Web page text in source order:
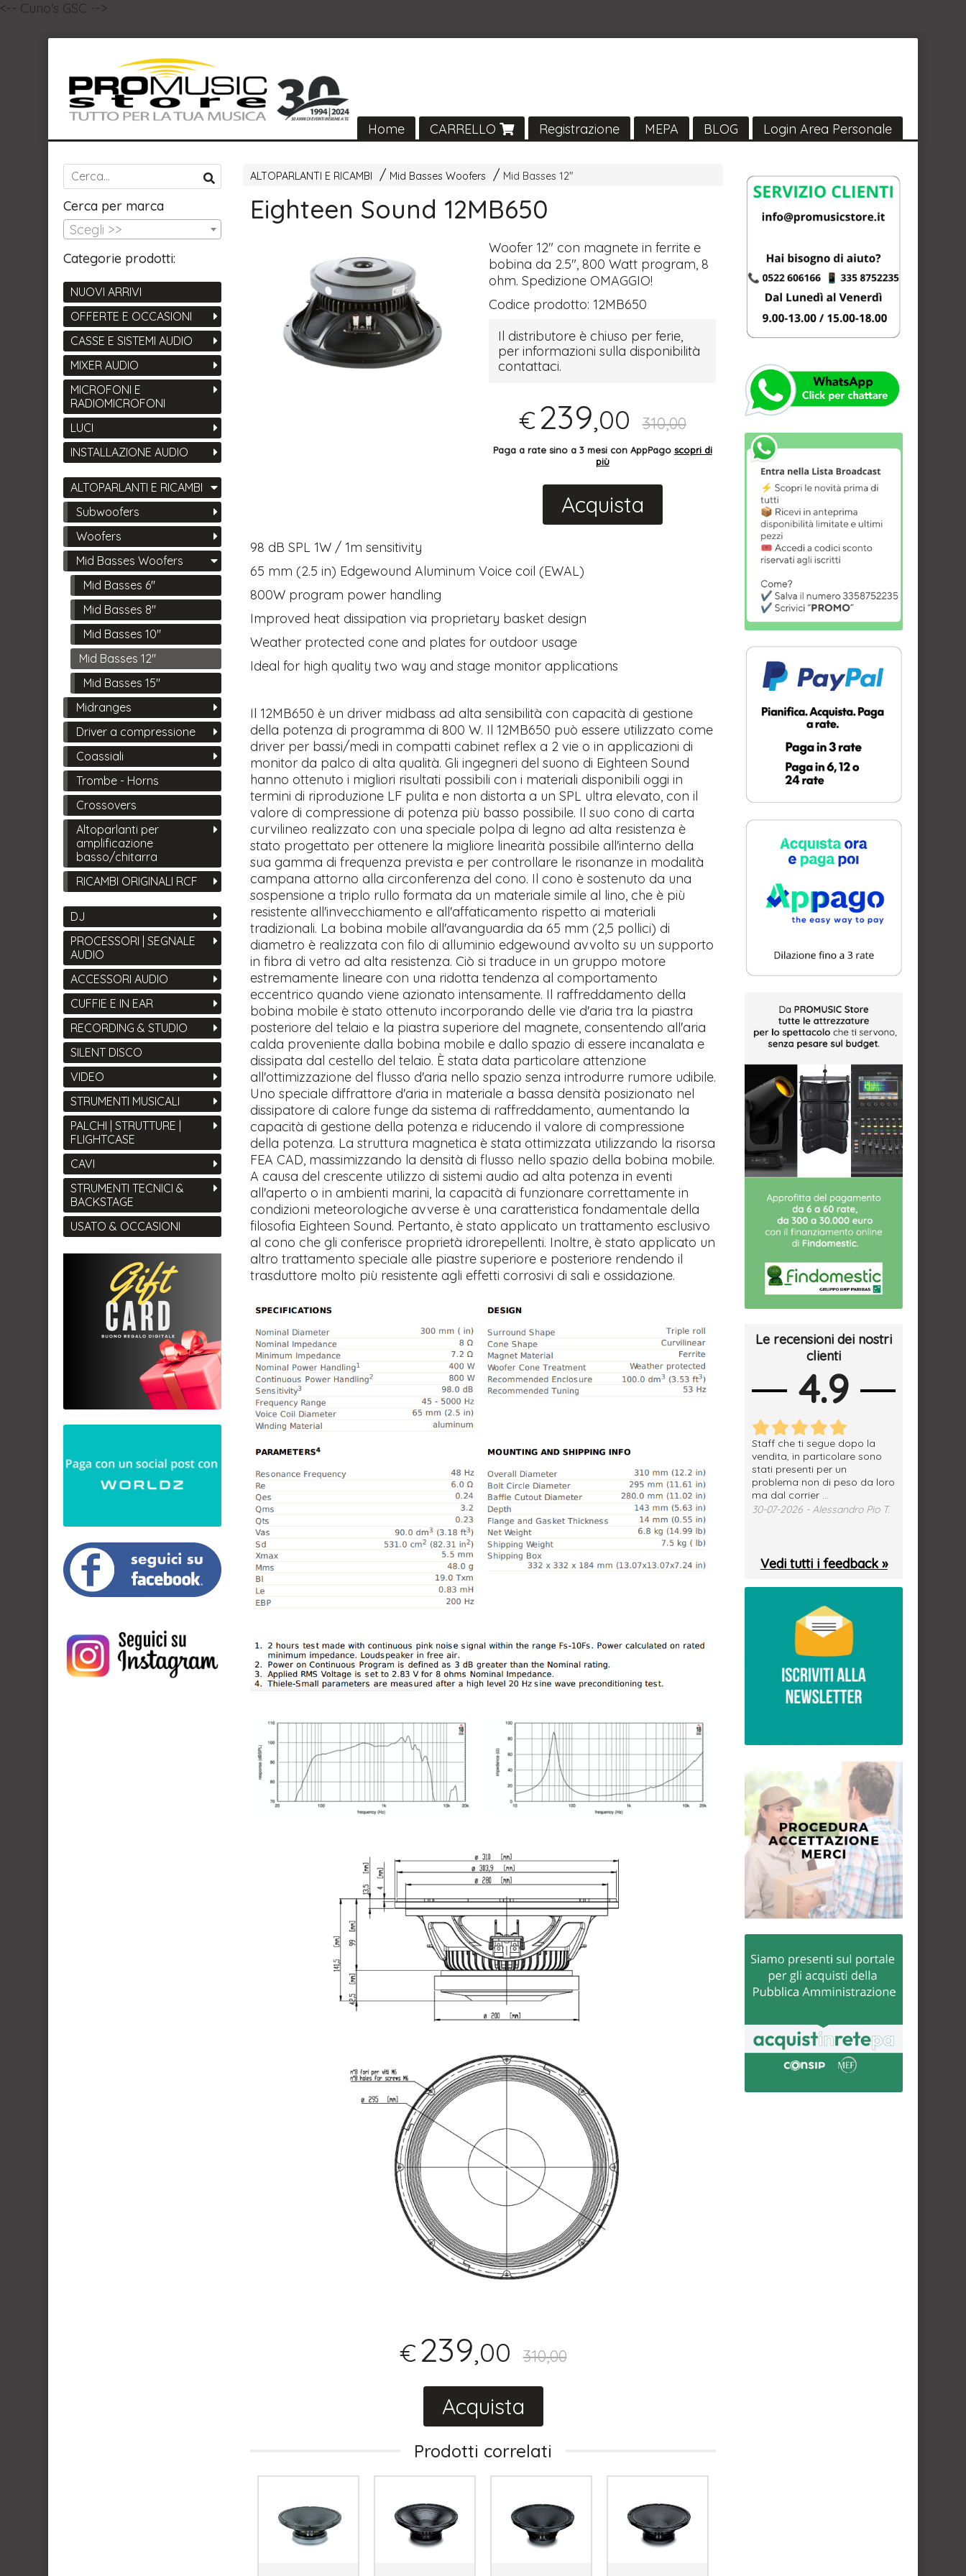
<-- Curio's GSC -->
Home CARRELLO Registrazione MEPA BLOG Login Area Personale
ALTOPARLANTI E RICAMBI Mid Basses Woofers Mid Basses 12"
Eighteen Sound 12MB650
Woofer 12" con magnete in ferrite e
bobina da 2.5", 800 Watt program, 8
ohm. SpedizioneOMAGGIO!
Codice prodotto: 12MB650
Il distributore è chiuso per ferie,
per informazioni sulla disponibilità
contattaci.
€239,00 310,00
Paga a rate sino a 3 mesi con AppPago scopri di
più
Acquista
98 dB SPL 1W / 1m sensitivity
65 mm (2.5 in) Edgewound Aluminum Voice coil (EWAL)
800W program power handling
Improved heat dissipation via proprietary basket design
Weather protected cone and plates for outdoor usage
Ideal for high quality two way and stage monitor applications
Il 12MB650 è un driver midbass ad alta sensibilità con capacità di gestione
della potenza di programma di 800 W. Il 12MB650 può essere utilizzato come
driver per bassi/medi in compatti cabinet reflex a 2 vie o in applicazioni di
monitor da palco di alta qualità. Gli ingegneri del suono di Eighteen Sound
hanno ottenuto i migliori risultati possibili con i materiali disponibili oggi in
termini di riproduzione LF pulita e non distorta a un SPL ultra elevato, con il
valore di compressione di potenza più basso possibile. Il suo cono di carta
curvilineo realizzato con una speciale polpa di legno ad alta resistenza è
stato progettato per ottenere la migliore linearità possibile all'interno della
sua gamma di frequenza prevista e per controllare le risonanze in modalità
campana attorno alla circonferenza del cono. Il cono è sostenuto da una
sospensione a triplo rullo formata da un materiale simile al lino, che è più
resistente all'invecchiamento e all'affaticamento rispetto ai materiali
tradizionali. La bobina mobile all'avanguardia da 65 mm (2,5 pollici) di
diametro è realizzata con filo di alluminio edgewound avvolto su un supporto
in fibra di vetro ad alta resistenza. Ciò si traduce in un gruppo motore
estremamente lineare con una ridotta tendenza al comportamento
eccentrico quando viene azionato intensamente. Il raffreddamento della
bobina mobile è stato ottenuto incorporando delle vie d'aria tra la piastra
posteriore del telaio e la piastra superiore del magnete, consentendo all'aria
calda proveniente dalla bobina mobile e dallo spazio di essere incanalata e
dissipata dal cestello del telaio. È stata data particolare attenzione
all'ottimizzazione del flusso d'aria nello spazio senza introdurre rumore udibile.
Uno speciale diffrattore d'aria in materiale a bassa densità posizionato nel
dissipatore di calore funge da sistema di raffreddamento, aumentando la
capacità di gestione della potenza e riducendo il valore di compressione
della potenza. La struttura magnetica è stata ottimizzata utilizzando la risorsa
FEA CAD, massimizzando la densità di flusso nello spazio della bobina mobile.
A causa del crescente utilizzo di sistemi audio ad alta potenza in eventi
all'aperto o in ambienti marini, la capacità di funzionare correttamente in
condizioni meteorologiche avverse è una caratteristica fondamentale della
filosofia Eighteen Sound. Pertanto, è stato applicato un trattamento esclusivo
al cono che gli conferisce proprietà idrorepellenti. Inoltre, è stato applicato un
altro trattamento speciale alle piastre superiore e posteriore rendendo il
trasduttore molto più resistente agli effetti corrosivi di sali e ossidazione.
€239,00 310,00
Acquista
Prodotti correlati
Cerca per marca
Scegli >>
Categorie prodotti:
NUOVI ARRIVI
OFFERTE E OCCASIONI
CASSE E SISTEMI AUDIO
MIXER AUDIO
MICROFONI E
RADIOMICROFONI
LUCI
INSTALLAZIONE AUDIO
ALTOPARLANTI E RICAMBI
Subwoofers
Woofers
Mid Basses Woofers
Mid Basses 6"
Mid Basses 8"
Mid Basses 10"
Mid Basses 12"
Mid Basses 15"
Midranges
Driver a compressione
Coassiali
Trombe - Horns
Crossovers
Altoparlanti per
amplificazione
basso/chitarra
RICAMBI ORIGINALI RCF
DJ
PROCESSORI | SEGNALE
AUDIO
ACCESSORI AUDIO
CUFFIE E IN EAR
RECORDING & STUDIO
SILENT DISCO
VIDEO
STRUMENTI MUSICALI
PALCHI | STRUTTURE |
FLIGHTCASE
CAVI
STRUMENTI TECNICI &
BACKSTAGE
USATO & OCCASIONI
Le recensioni dei nostri
clienti
4.9
ottimo e spedizione
velocissima, grazie.
03-08-2026 - Daniele S.
Staff che ti segue dopo la
vendita, in particolare sono
stati presenti per un
problema non di peso da loro
ma dal corrier ...
30-07-2026 - Alessandro Pio T.
Vedi tutti i feedback »